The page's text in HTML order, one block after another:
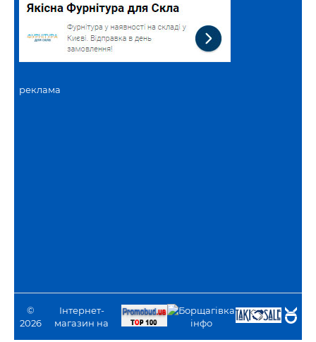
реклама
©
2026
Інтернет-
магазин на